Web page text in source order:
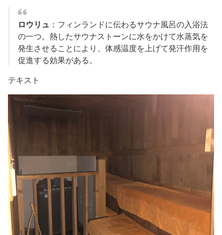
ロウリュ ：フィンランドに伝わるサウナ風呂の入浴法
の一つ。熱したサウナストーンに水をかけて水蒸気を
発生させることにより、体感温度を上げて発汗作用を
促進する効果がある。
テキスト